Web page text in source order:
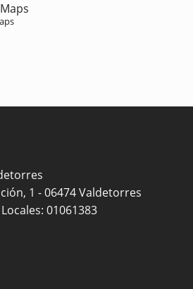
1 - 06474 Valdetorres
01061383